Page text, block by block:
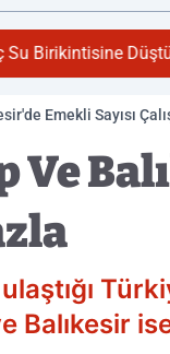
Düştü
Emekli Sayısı
ulaştığı